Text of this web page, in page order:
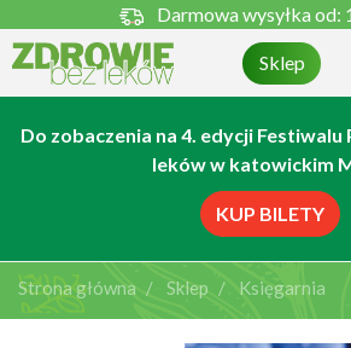
Darmowa wysyłka od:
Sklep
Do zobaczenia na 4. edycji Festiwalu
leków w katowickim
KUP BILETY
Strona główna Sklep Księgarnia